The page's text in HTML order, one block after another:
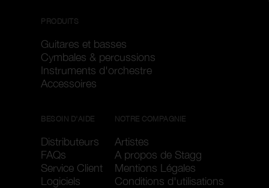
PRODUITS
Guitares et basses
Cymbales & percussions
Instruments d'orchestre
Accessoires
BESOIN D'AIDE
Distributeurs
FAQs
Service Client
Logiciels
NOTRE COMPAGNIE
Artistes
A propos de Stagg
Mentions Légales
Conditions d'utilisations